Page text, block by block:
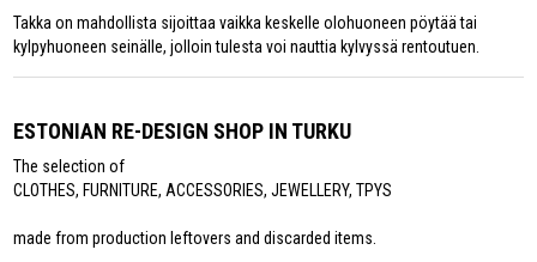
Takka on mahdollista sijoittaa vaikka keskelle olohuoneen pöytää tai
kylpyhuoneen seinälle, jolloin tulesta voi nauttia kylvyssä rentoutuen.
ESTONIAN RE-DESIGN SHOP IN TURKU
The selection of
CLOTHES, FURNITURE, ACCESSORIES, JEWELLERY, TPYS
made from production leftovers and discarded items.